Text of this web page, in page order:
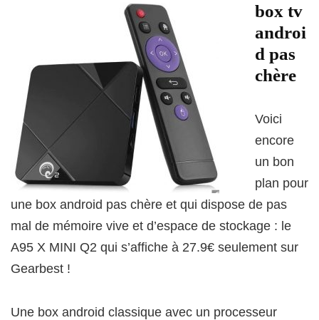
box tv
androi
d pas
chère
Voici
encore
un bon
plan pour
une box android pas chère et qui dispose de pas
mal de mémoire vive et d’espace de stockage : le
A95 X MINI Q2 qui s’affiche à 27.9€ seulement sur
Gearbest !
Une box android classique avec un processeur